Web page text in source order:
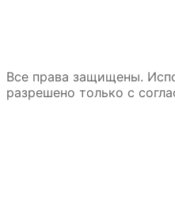
Все права защищены.
разрешено только с